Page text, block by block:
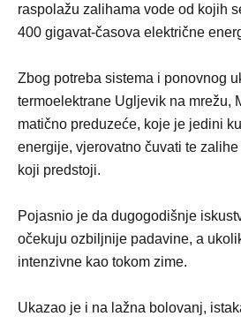
raspolažu zalihama vode od kojih
400 gigavat-časova električne
Zbog potreba sistema i ponovnog
termoelektrane Ugljevik na mrežu,
matično preduzeće, koje je jedini
energije, vjerovatno čuvati te
koji predstoji.
Pojasnio je da dugogodišnje
očekuju ozbiljnije padavine, a
intenzivne kao tokom zime.
Ukazao je i na lažna bolovanj,